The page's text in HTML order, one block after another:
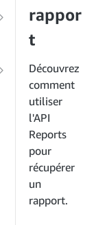
rappor
t
Découvrez
comment
utiliser
l'API
Reports
pour
récupérer
un
rapport.